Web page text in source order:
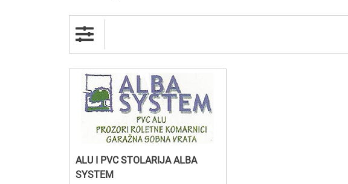
ALU I PVC STOLARIJA ALBA
SYSTEM